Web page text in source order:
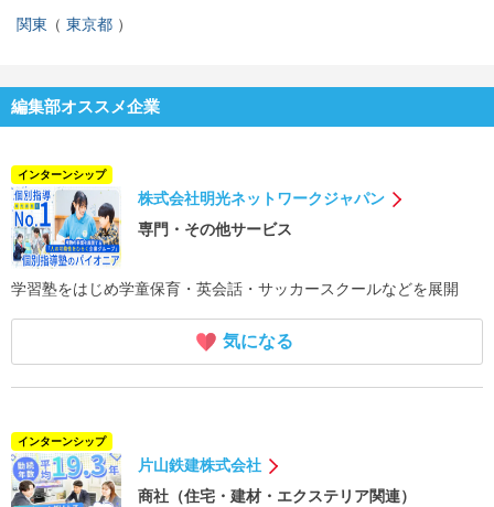
関東 東京都
編集部オススメ企業
インターンシップ
株式会社明光ネットワークジャパン
専門・その他サービス
学習塾をはじめ学童保育・英会話・サッカースクールなどを展開
気になる
インターンシップ
片山鉄建株式会社
商社（住宅・建材・エクステリア関連）